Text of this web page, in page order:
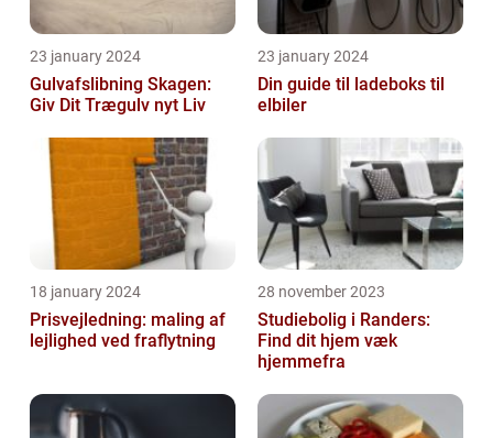
23 january 2024
Gulvafslibning Skagen:
Giv Dit Trægulv nyt Liv
23 january 2024
Din guide til ladeboks til
elbiler
18 january 2024
Prisvejledning: maling af
lejlighed ved fraflytning
28 november 2023
Studiebolig i Randers:
Find dit hjem væk
hjemmefra